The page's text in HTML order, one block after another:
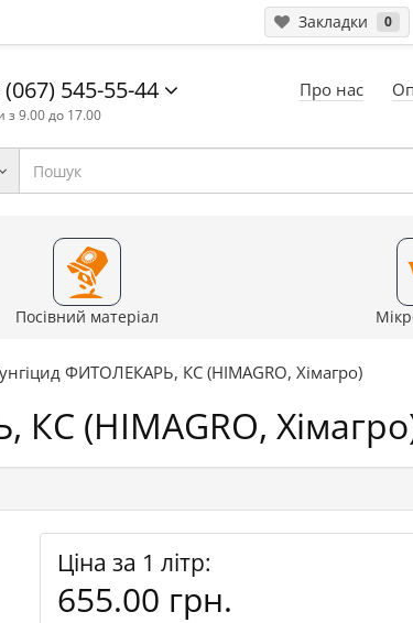
Закладки 0
(067) 545-55-44
з 9.00 до 17.00
Про нас
Посівний матеріал
ФИТОЛЕКАРЬ, КС (HIMAGRO, Хімагро)
(HIMAGRO,
Ціна за 1 літр:
655.00 грн.